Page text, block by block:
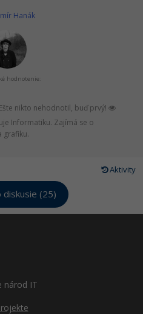
Hanák
hodnotenie:
Ešte nikto nehodnotil, buď prvý!
Informatiku. Zajímá se o
grafiku.
Aktivity
diskusie (25)
národ IT